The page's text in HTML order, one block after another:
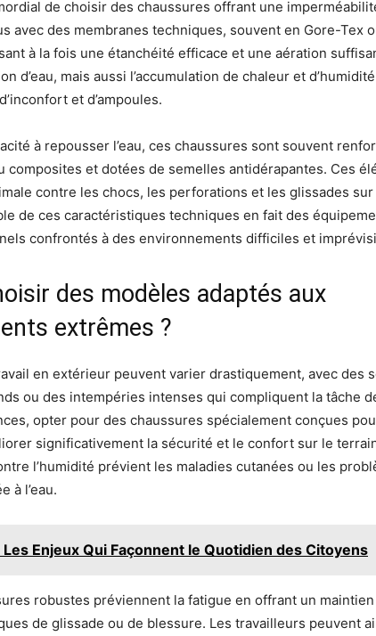
de choisir des chaussures offrant une
avec des membranes techniques, souvent en Gore-Tex
à la fois une étanchéité efficace et une aération
d’eau, mais aussi l’accumulation de chaleur et
et d’ampoules.
à repousser l’eau, ces chaussures sont souvent
composites et dotées de semelles antidérapantes. Ces
contre les chocs, les perforations et les glissades
de ces caractéristiques techniques en fait des
confrontés à des environnements difficiles et
des modèles adaptés aux
extrêmes ?
en extérieur peuvent varier drastiquement, avec des
ou des intempéries intenses qui compliquent la tâche
opter pour des chaussures spécialement conçues
significativement la sécurité et le confort sur le
l’humidité prévient les maladies cutanées ou les
à l’eau.
Enjeux Qui Façonnent le Quotidien des Citoyens
robustes préviennent la fatigue en offrant un
de glissade ou de blessure. Les travailleurs peuvent